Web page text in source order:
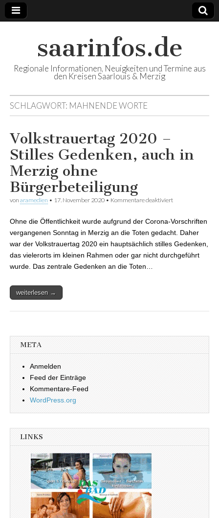
saarinfos.de
Regionale Informationen, Neuigkeiten und Termine aus
den Kreisen Saarlouis & Merzig
SCHLAGWORT: MAHNENDE WORTE
Volkstrauertag 2020 –
Stilles Gedenken, auch in
Merzig ohne
Bürgerbeteiligung
von aramedien • 17. November 2020 • Kommentare deaktiviert
Merzig ohne
Ohne die Öffentlichkeit wurde aufgrund der Corona-Vorschriften
vergangenen Sonntag in Merzig an die Toten gedacht. Daher
war der Volkstrauertag 2020 ein hauptsächlich stilles Gedenken,
das vielerorts im kleinen Rahmen oder gar nicht durchgeführt
wurde. Das zentrale Gedenken an die Toten…
weiterlesen →
META
Anmelden
Feed der Einträge
Kommentare-Feed
WordPress.org
LINKS